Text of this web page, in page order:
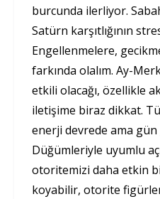
burcunda ilerliyor.
Satürn karşıtlığının
Engellenmelere,
farkında olalım. Ay-
etkili olacağı, özellikle
iletişime biraz dikkat.
enerji devrede ama gün
Düğümleriyle uyumlu
otoritemizi daha etkin
koyabilir, otorite